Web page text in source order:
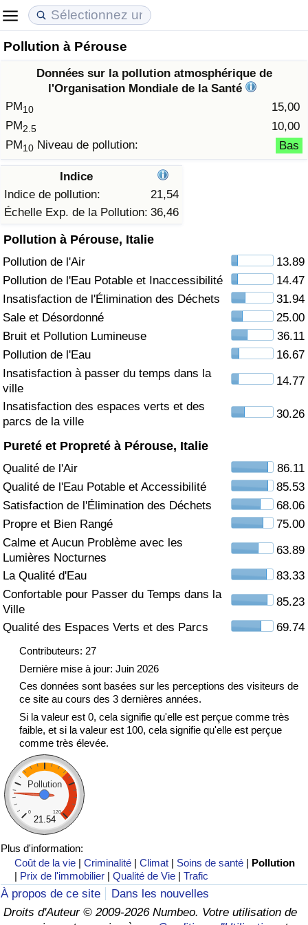
Pollution à Pérouse
Données sur la pollution atmosphérique de
l'Organisation Mondiale de la Santé
PM10
15,00
PM2.5
10,00
PM10 Niveau de pollution: Bas
Indice
Indice de pollution:
21,54
Échelle Exp. de la Pollution: 36,46
Pollution à Pérouse, Italie
Pollution de l'Air
13.89
Pollution de l'Eau Potable et Inaccessibilité
14.47
Insatisfaction de l'Élimination des Déchets
31.94
Sale et Désordonné
25.00
Bruit et Pollution Lumineuse
36.11
Pollution de l'Eau
16.67
Insatisfaction à passer du temps dans la
ville
14.77
Insatisfaction des espaces verts et des
parcs de la ville
30.26
Pureté et Propreté à Pérouse, Italie
Qualité de l'Air
86.11
Qualité de l'Eau Potable et Accessibilité
85.53
Satisfaction de l'Élimination des Déchets
68.06
Propre et Bien Rangé
75.00
Calme et Aucun Problème avec les
Lumières Nocturnes
63.89
La Qualité d'Eau
83.33
Confortable pour Passer du Temps dans la
Ville
85.23
Qualité des Espaces Verts et des Parcs
69.74
Contributeurs: 27
Dernière mise à jour: Juin 2026
Ces données sont basées sur les perceptions des visiteurs de
ce site au cours des 3 dernières années.
Si la valeur est 0, cela signifie qu'elle est perçue comme très
faible, et si la valeur est 100, cela signifie qu'elle est perçue
comme très élevée.
Pollution
0 120
21.54
Plus d'information:
Coût de la vie |Criminalité |Climat | Soins de santé | Pollution
| Prix de l'immobilier |Qualité de Vie |Trafic
À propos de ce site
Dans les nouvelles
Droits d'Auteur © 2009-2026 Numbeo. Votre utilisation de
Coût de la vie
Indice du Coût de la Vie (Actuel)
Indice du Coût de la Vie
à Akaba
Prix de l'immobilier
Indice des Prix de l'immobilier (Actuel)
Indice des Prix de l'immobilier
Qualité de Vie
Indice de Qualité de Vie
Indice de Qualité de Vie (Actuel)
Criminalité
Indice de Criminalité (Actuel)
Indice de Criminalité
Indice de criminalité par pays
Soins de santé
Indice des soins de santé (Actuel)
Indice des soins de santé
Indice des soins de santé par Pays
Pollution
Indice de Pollution (Actuel)
Indice de pollution
Indice de Pollution par Pays
Trafic
Indice de Trafic
Indice de Trafic (Actuel)
Indice de Trafic par Pays